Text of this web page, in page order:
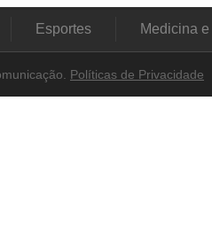
Esportes Medicina
Políticas de Privacidade